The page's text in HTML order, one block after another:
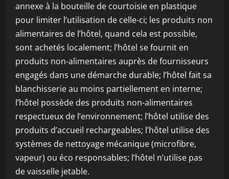
annexe à la bouteille de courtoisie en plastique
pour limiter l’utilisation de celle-ci; les produits non
alimentaires de l’hôtel, quand cela est possible,
sont achetés localement; l’hôtel se fournit en
produits non-alimentaires auprès de fournisseurs
engagés dans une démarche durable; l’hôtel fait sa
blanchisserie au moins partiellement en interne;
l’hôtel possède des produits non-alimentaires
respectueux de l’environnement; l’hôtel utilise des
produits d’accueil rechargeables; l’hôtel utilise des
systèmes de nettoyage mécanique (microfibre,
vapeur) ou éco responsables; l’hôtel n’utilise pas
de vaisselle jetable.